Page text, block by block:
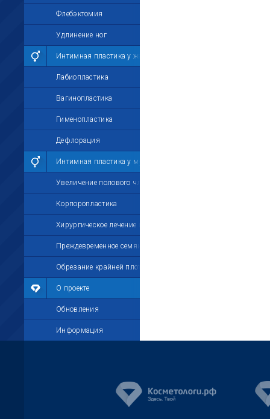
Флебэктомия
Удлинение ног
Интимная пластика у женщин
Лабиопластика
Вагинопластика
Гименопластика
Дефлорация
Интимная пластика у мужчин
Увеличение полового члена
Корпоропластика
Хирургическое лечение импотенции
Преждевременное семяизвержение
Обрезание крайней плоти
О проекте
Обновления
Информация